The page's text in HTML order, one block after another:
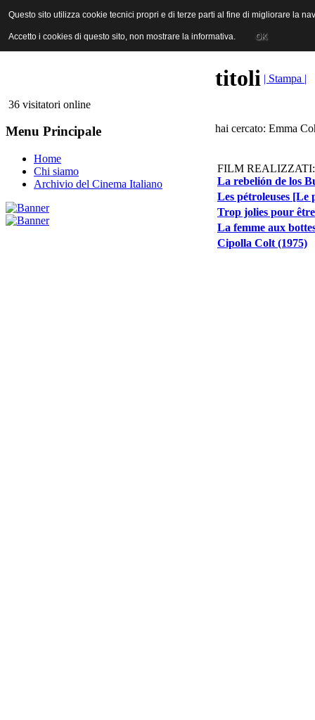
ANICA | Associazione Nazionale Industrie Cinematografiche
36 visitatori online
Menu Principale
Home
Chi siamo
Archivio del Cinema Italiano
titoli | Stampa |
hai cercato: Emma
FILM REALIZZATI:
La rebelión de los
Les pétroleuses [Le
Trop jolies pour
La femme aux
Cipolla Colt (1975)
Questo sito utilizza cookie tecnici propri e di terze parti al fine di migliorare la
Accetto i cookies di questo sito, non mostrare la informativa. OK
Questo sito utilizza cookie tecnici propri e di terze parti al fine di migliorare la
Accetto i cookies di questo sito, non mostrare la informativa. OK